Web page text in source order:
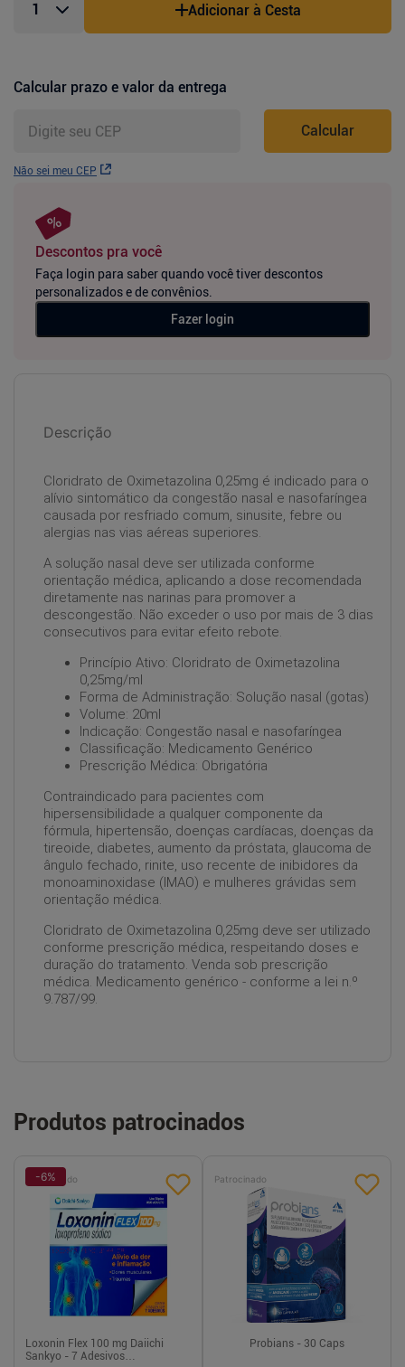
Adicionar à Cesta
Calcular prazo e valor da entrega
Não sei meu CEP
Calcular
Descontos pra você
Faça login para saber quando você tiver descontos
personalizados e de convênios.
Fazer login
Descrição
Cloridrato de Oximetazolina 0,25mg é indicado para o
alívio sintomático da congestão nasal e nasofaríngea
causada por resfriado comum, sinusite, febre ou
alergias nas vias aéreas superiores.
A solução nasal deve ser utilizada conforme
orientação médica, aplicando a dose recomendada
diretamente nas narinas para promover a
descongestão. Não exceder o uso por mais de 3 dias
consecutivos para evitar efeito rebote.
Princípio Ativo: Cloridrato de Oximetazolina
0,25mg/ml
Forma de Administração: Solução nasal (gotas)
Volume: 20ml
Indicação: Congestão nasal e nasofaríngea
Classificação: Medicamento Genérico
Prescrição Médica: Obrigatória
Contraindicado para pacientes com
hipersensibilidade a qualquer componente da
fórmula, hipertensão, doenças cardíacas, doenças da
tireoide, diabetes, aumento da próstata, glaucoma de
ângulo fechado, rinite, uso recente de inibidores da
monoaminoxidase (IMAO) e mulheres grávidas sem
orientação médica.
Cloridrato de Oximetazolina 0,25mg deve ser utilizado
conforme prescrição médica, respeitando doses e
duração do tratamento. Venda sob prescrição
médica. Medicamento genérico - conforme a lei n.º
9.787/99.
Produtos patrocinados
Patrocinado
-6%
Loxonin Flex 100 mg Daiichi
Sankyo - 7 Adesivos
Patrocinado
Probians - 30 Caps